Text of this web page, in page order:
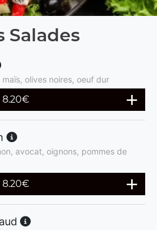
Salades
olives noires, oeuf dur
8.20€
avocat, oignons, pommes de
8.20€